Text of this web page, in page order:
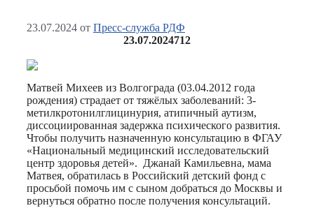
23.07.2024 от Пресс-служба РДФ
23.07.2024712
Матвей Михеев из Волгограда (03.04.2012 года
рождения) страдает от тяжёлых заболеваний: 3-
метилкротонилглицинурия, атипичный аутизм,
диссоциированная задержка психического развития.
Чтобы получить назначенную консультацию в ФГАУ
«Национальный медицинский исследовательский
центр здоровья детей». Джанай Камильевна, мама
Матвея, обратилась в Российский детский фонд с
просьбой помочь им с сыном добраться до Москвы и
вернуться обратно после получения консультаций.